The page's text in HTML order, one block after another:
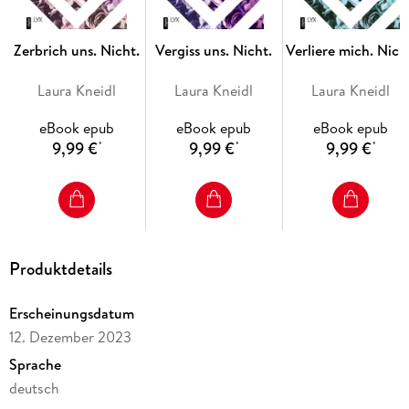
»Unbeugsam & stark beherrscht & grüblerisch: Die
Geschichte von Megan und Cam ist eine explosive Mischung
aus Gegensätzen. Ich konnte das Buch nicht aus der Hand
legen! «
Der emotionale Abschlussband der
BERÜHRE MICH. NICHT.
BERÜHRE MICH. NICHT.
-Reihe:
Zerbrich uns. Nicht.
Laura Kneidl
eBook epub
9,99 €*
Vergiss uns. Nicht.
Laura Kneidl
eBook epub
9,99 €*
Verliere mich.
Laura Kneidl
eBook epub
9,99 €*
Produktdetails
Erscheinungsdatum
12. Dezember 2023
Sprache
deutsch